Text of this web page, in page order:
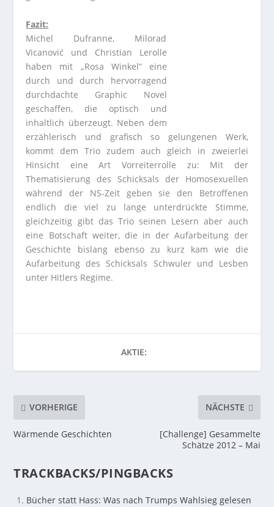
Fazit:
Michel Dufranne, Milorad
Vicanović und Christian Lerolle
haben mit „Rosa Winkel“ eine
durch und durch hervorragend
durchdachte Graphic Novel
geschaffen, die optisch und
inhaltlich überzeugt. Neben dem
erzählerisch und grafisch so gelungenen Werk,
kommt dem Trio zudem auch gleich in zweierlei
Hinsicht eine Art Vorreiterrolle zu: Mit der
Thematisierung des Schicksals der Homosexuellen
während der NS-Zeit geben sie den Betroffenen
endlich die viel zu lange unterdrückte Stimme,
gleichzeitig gibt das Trio seinen Lesern aber auch
eine Botschaft weiter, die in der Aufarbeitung der
Geschichte bislang ebenso zu kurz kam wie die
Aufarbeitung des Schicksals Schwuler und Lesben
unter Hitlers Regime.
AKTIE:
VORHERIGE
Wärmende Geschichten
NÄCHSTE
[Challenge] Gesammelte
Schätze 2012 – Mai
TRACKBACKS/PINGBACKS
Bücher statt Hass: Was nach Trumps Wahlsieg gelesen